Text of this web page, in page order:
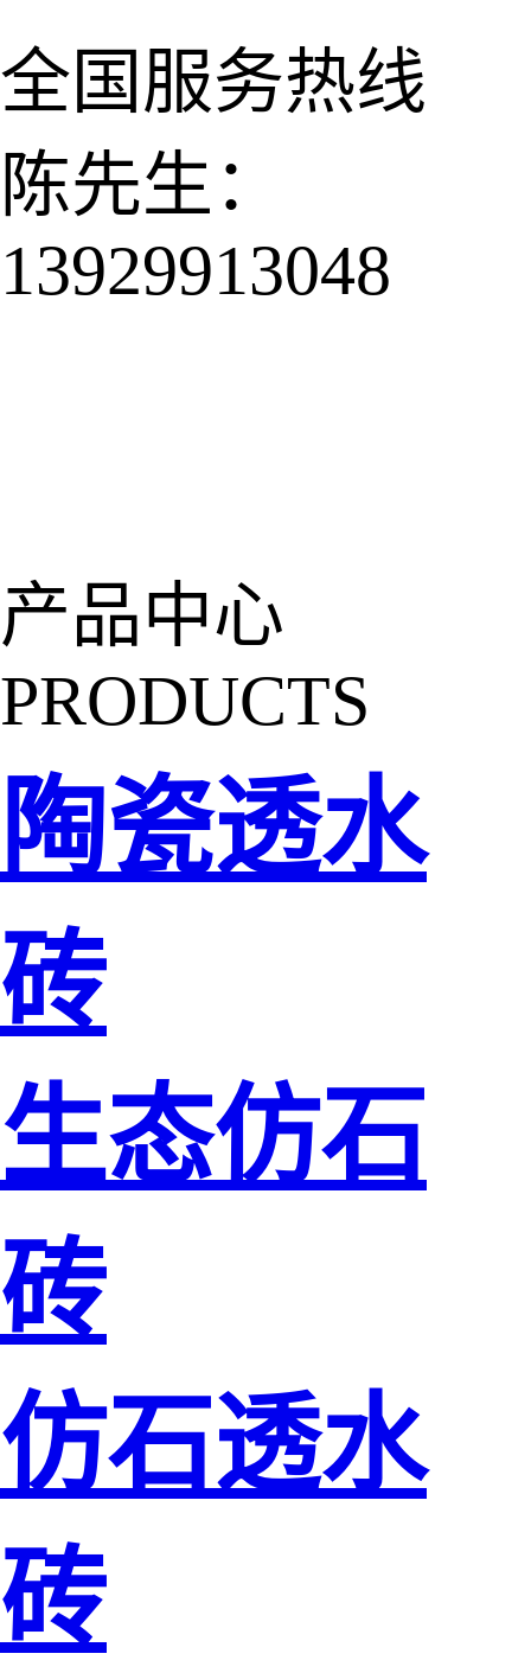
全国服务热线
陈先生：
13929913048
产品中心
PRODUCTS
陶瓷透水
砖
生态仿石
砖
仿石透水
砖